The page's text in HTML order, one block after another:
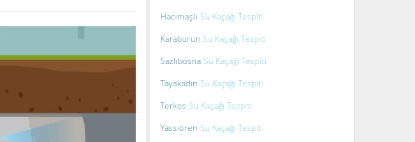
Hacımaşlı Su Kaçağı Tespiti
Karaburun Su Kaçağı Tespiti
Sazlıbosna Su Kaçağı Tespiti
Tayakadın Su Kaçağı Tespiti
Terkos Su Kaçağı Tespiti
Yassıören Su Kaçağı Tespiti